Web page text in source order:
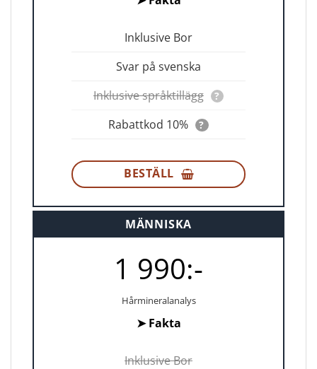
Inklusive Bor
Svar på svenska
Inklusive språktillägg
?
Rabattkod 10% ?
BESTÄLL
MÄNNISKA
1 990:-
Hårmineralanalys
➤Fakta
Inklusive Bor